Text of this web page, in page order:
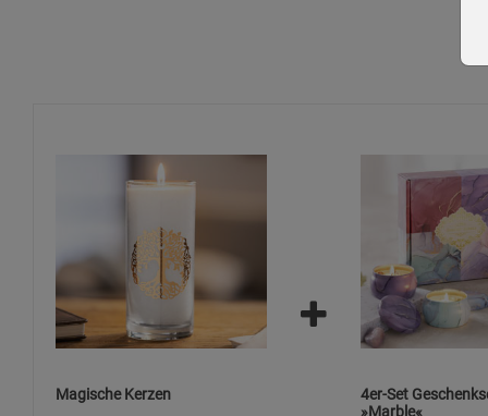
Bei Hautreizung oder Ausschlag ärztlichen Rat einholen.
Magische Kerzen
4er-Set
»Marble«